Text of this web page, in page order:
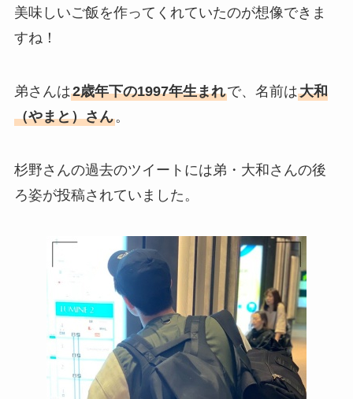
美味しいご飯を作ってくれていたのが想像できま
すね！
弟さんは2歳年下の1997年生まれで、名前は大和
（やまと）さん。
杉野さんの過去のツイートには弟・大和さんの後
ろ姿が投稿されていました。